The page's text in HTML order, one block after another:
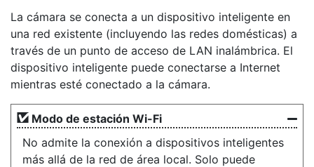
La cámara se conecta a un dispositivo inteligente en
una red existente (incluyendo las redes domésticas) a
través de un punto de acceso de LAN inalámbrica. El
dispositivo inteligente puede conectarse a Internet
mientras esté conectado a la cámara.
Modo de estación Wi-Fi
No admite la conexión a dispositivos inteligentes
más allá de la red de área local. Solo puede